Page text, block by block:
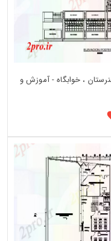
، خوابگاه - آموزش و